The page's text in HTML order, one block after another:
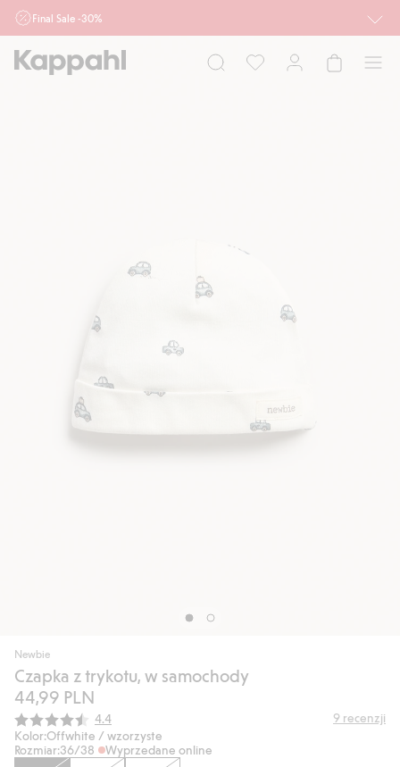
Final Sale -30%
działu outlet do 10.8 w sklepach Kappahl i Newbie oraz na kappahl.com. Ofert
nie łączymy
Newbie
Czapka z trykotu, w samochody
44,99 PLN
Średnia ocena:
4.4 9 recenzji
Kolor:Offwhite / wzorzyste
Rozmiar:36/38 Wyprzedane online